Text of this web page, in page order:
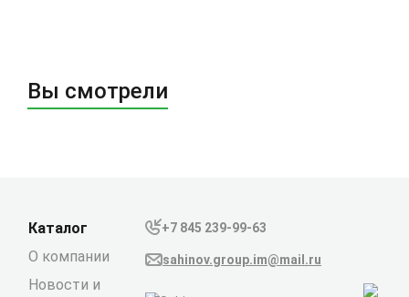
Вы смотрели
Каталог
О компании
Новости и
+7 845 239-99-63
sahinov.group.im@mail.ru